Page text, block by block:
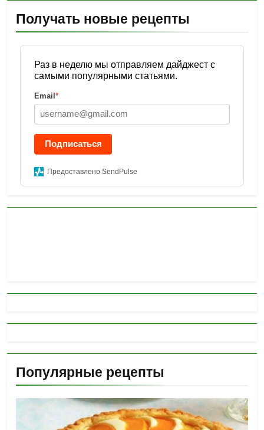
Получать новые рецепты
Раз в неделю мы отправляем дайджест с
самыми популярными статьями.
Email *
Подписаться
Предоставлено SendPulse
Популярные рецепты